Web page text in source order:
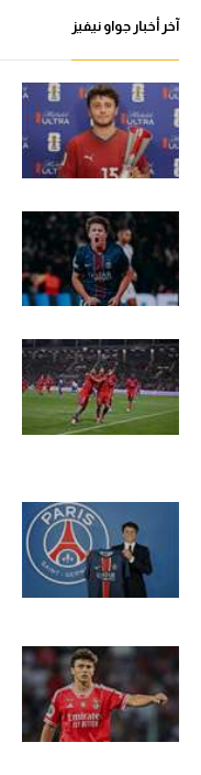
الوطن العربي
في المونديال
رياضة نسائية
آسيا
ركن الألعاب
Gamers
ميركاتو
تحقيق في الجول
تحليل في الجول
حكايات في الجول
فيديو في الجول
آخر أخبار جواو نيفيز